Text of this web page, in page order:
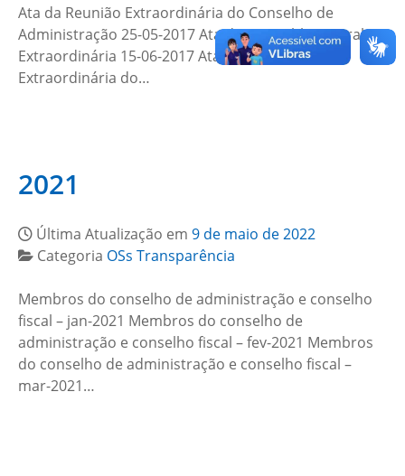
Ata da Reunião Extraordinária do Conselho de
Administração 25-05-2017 Ata da Assembleia Geral
Extraordinária 15-06-2017 Ata da Reunião
Extraordinária do…
2021
Última Atualização em 9 de maio de 2022
Categoria OSs Transparência
Membros do conselho de administração e conselho
fiscal – jan-2021 Membros do conselho de
administração e conselho fiscal – fev-2021 Membros
do conselho de administração e conselho fiscal –
mar-2021…